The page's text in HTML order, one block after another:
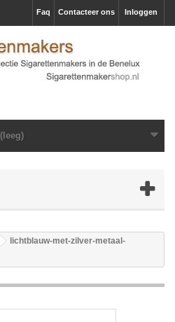
Inloggen
Contacteer ons
Faq
(leeg)
lichtblauw-met-zilver-metaal-